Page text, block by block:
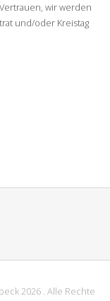
wir werden
und/oder Kreistag
2026 . Alle Rechte